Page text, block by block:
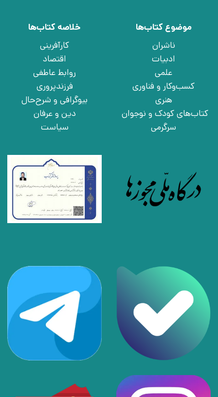
موضوع کتاب‌ها
ناشران
ادبیات
علمی
کسب‌وکار و فناوری
هنری
کتاب‌های کودک و نوجوان
سرگرمی
خلاصه کتاب‌ها
کارآفرینی
اقتصاد
روابط عاطفی
فرزندپروری
بیوگرافی و شرح‌حال
دین و عرفان
سیاست